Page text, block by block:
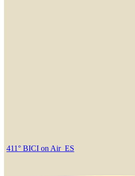
411° BICI on Air_ES